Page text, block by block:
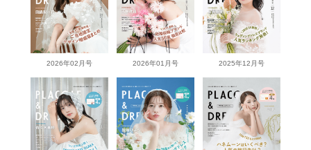
2026年02月号 2026年01月号 2025年12月号